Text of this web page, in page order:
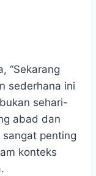
“Sekarang
sederhana ini
sehari-
abad dan
penting
konteks